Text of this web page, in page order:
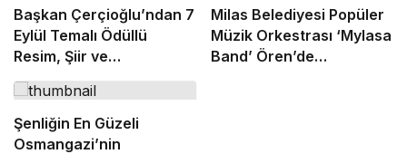
Başkan Çerçioğlu’ndan 7
Eylül Temalı Ödüllü
Resim, Şiir ve
Milas Belediyesi Popüler
Müzik Orkestrası ‘Mylasa
Band’ Ören’de
Şenliğin En Güzeli
Osmangazi’nin